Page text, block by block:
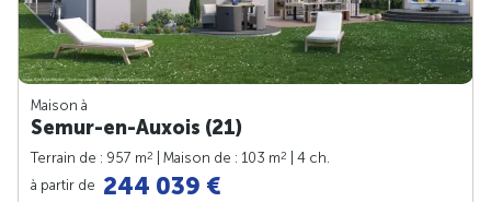
Maison à
Semur-en-Auxois (21)
Terrain de : 957 m2 | Maison de : 103 m2
| 4 ch.
à partir de 244 039 €